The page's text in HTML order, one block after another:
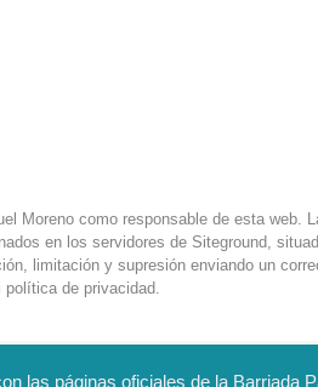
Moreno como responsable de esta web.
en los servidores de Siteground,
limitación y supresión enviando un
política de privacidad
las páginas oficiales de la Barriada